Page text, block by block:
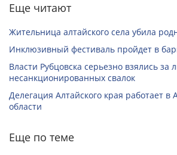
Еще читают
Жительница алтайского села убила
Инклюзивный фестиваль пройдет в
Власти Рубцовска серьезно взялись за
несанкционированных свалок
Делегация Алтайского края работает в
области
Еще по теме